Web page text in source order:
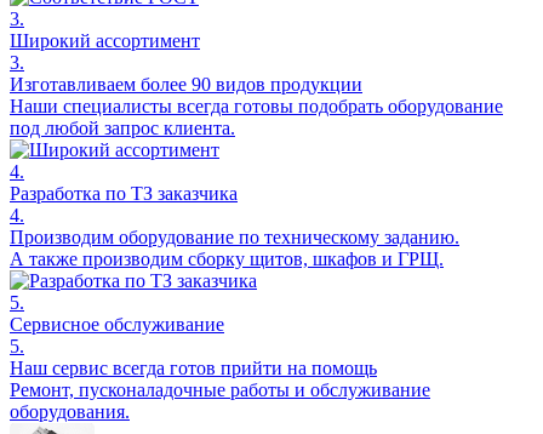
3.
Широкий ассортимент
3.
Изготавливаем более 90 видов продукции
Наши специалисты всегда готовы подобрать оборудование
под любой запрос клиента.
4.
Разработка по ТЗ заказчика
4.
Производим оборудование по техническому заданию.
А также производим сборку щитов, шкафов и ГРЩ.
5.
Сервисное обслуживание
5.
Наш сервис всегда готов прийти на помощь
Ремонт, пусконаладочные работы и обслуживание
оборудования.